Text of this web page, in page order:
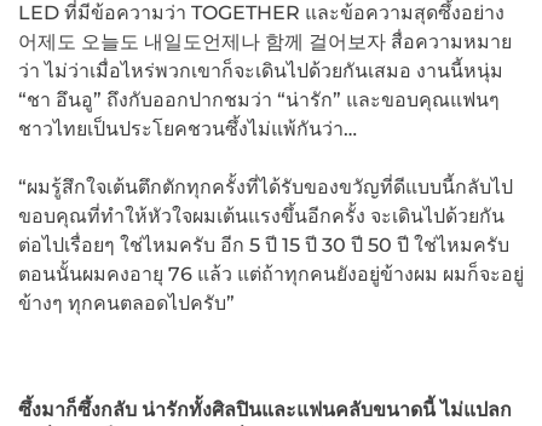
LED ที่มีข้อความว่า TOGETHER และข้อความสุดซึ้งอย่าง
어제도 오늘도 내일도언제나 함께 걸어보자 สื่อความหมาย
ว่า ไม่ว่าเมื่อไหร่พวกเขาก็จะเดินไปด้วยกันเสมอ งานนี้หนุ่ม
“ชา อึนอู” ถึงกับออกปากชมว่า “น่ารัก” และขอบคุณแฟนๆ
ชาวไทยเป็นประโยคชวนซึ้งไม่แพ้กันว่า…
“ผมรู้สึกใจเต้นตึกตักทุกครั้งที่ได้รับของขวัญที่ดีแบบนี้กลับไป
ขอบคุณที่ทำให้หัวใจผมเต้นแรงขึ้นอีกครั้ง จะเดินไปด้วยกัน
ต่อไปเรื่อยๆ ใช่ไหมครับ อีก 5 ปี 15 ปี 30 ปี 50 ปี ใช่ไหมครับ
ตอนนั้นผมคงอายุ 76 แล้ว แต่ถ้าทุกคนยังอยู่ข้างผม ผมก็จะอยู่
ข้างๆ ทุกคนตลอดไปครับ”
ซึ้งมาก็ซึ้งกลับ น่ารักทั้งศิลปินและแฟนคลับขนาดนี้ ไม่แปลก